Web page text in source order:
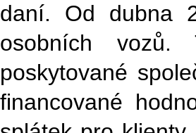
daní. Od dubna
osobních vozů.
poskytované
financované